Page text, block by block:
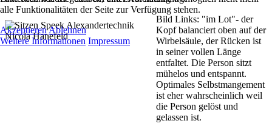
Bild Links: "im Lot"- der
Kopf balanciert oben auf der
Wirbelsäule, der Rücken ist
in seiner vollen Länge
entfaltet. Die Person sitzt
mühelos und entspannt.
Optimales Selbstmangement
ist eher wahrscheinlich weil
die Person gelöst und
gelassen ist.
alle Funktionalitäten der Seite zur Verfügung stehen.
AkzeptierenAblehnen
Weitere Informationen Impressum